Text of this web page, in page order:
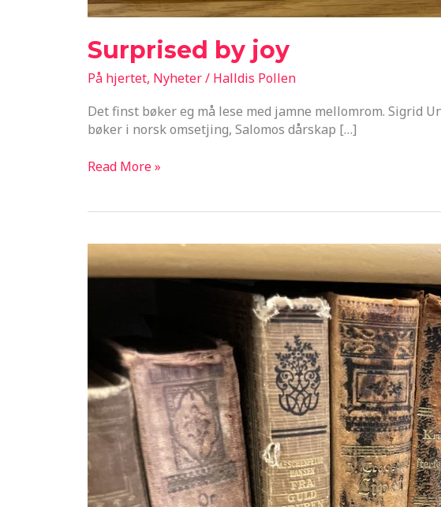
Surprised by joy
På hjertet, Nyheter/ Halldis Pollen
Det finst bøker eg må lese med jamne mellomrom. Sigrid
bøker i norsk omsetjing, Salomos dårskap […]
Surprised
Read More »